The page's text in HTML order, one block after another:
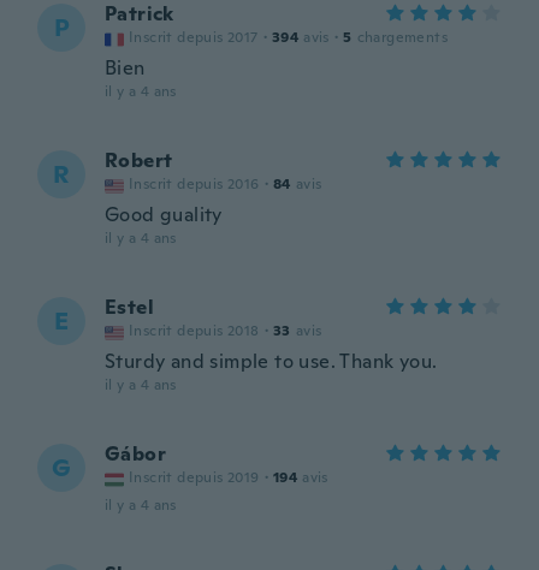
P Patrick
Inscrit depuis 2017 · 394 avis · 5 chargements
Bien
il y a 4 ans
R Robert
Inscrit depuis 2016 · 84 avis
Good guality
il y a 4 ans
E Estel
Inscrit depuis 2018 · 33 avis
Sturdy and simple to use. Thank you.
il y a 4 ans
G Gábor
Inscrit depuis 2019 · 194 avis
il y a 4 ans